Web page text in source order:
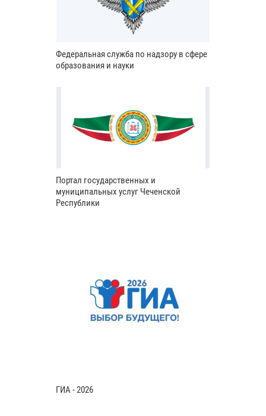
Федеральная служба по надзору в сфере
образования и науки
Портал государственных и
муниципальных услуг Чеченской
Республики
ГИА - 2026